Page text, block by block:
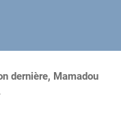
dernière, Mamadou